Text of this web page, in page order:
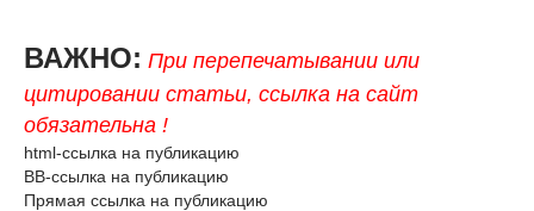
ВАЖНО: При перепечатывании или
цитировании статьи, ссылка на сайт
обязательна !
html-ссылка на публикацию
BB-ссылка на публикацию
Прямая ссылка на публикацию